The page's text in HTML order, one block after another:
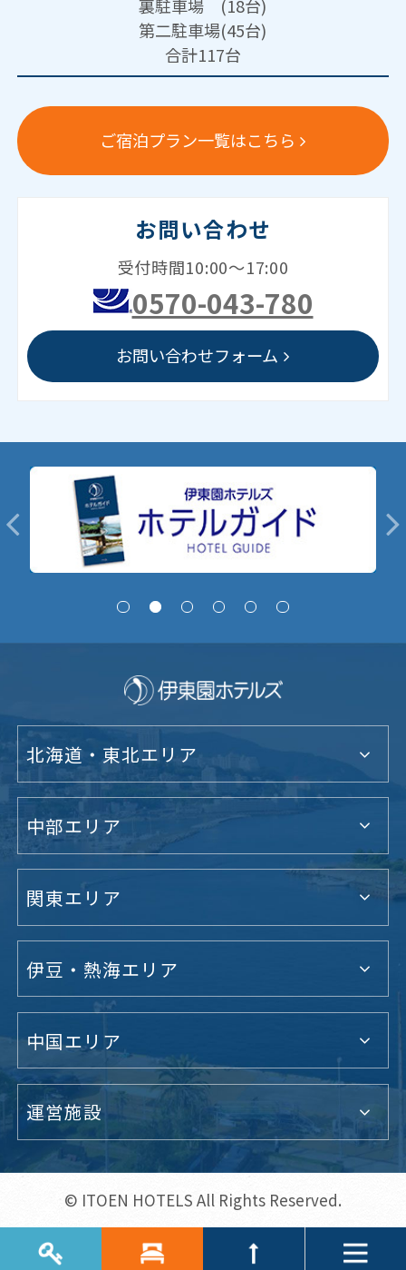
裏駐車場 (18台)
第二駐車場(45台)
合計117台
ご宿泊プラン一覧はこちら
お問い合わせ
受付時間10:00～17:00
0570-043-780
お問い合わせフォーム
北海道・東北エリア
中部エリア
関東エリア
伊豆・熱海エリア
中国エリア
運営施設
© ITOEN HOTELS All Rights Reserved.